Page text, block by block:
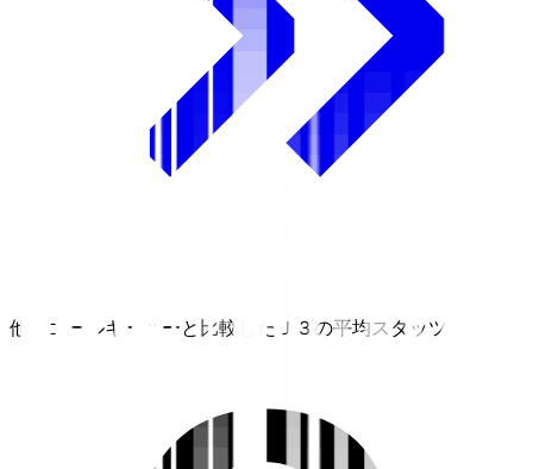
他のゴールキーパーと比較したＪ３の平均スタッツ